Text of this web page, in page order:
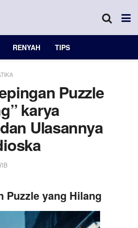
RENYAH TIPS
Puzzle
karya
Ulasannya
Puzzle yang Hilang